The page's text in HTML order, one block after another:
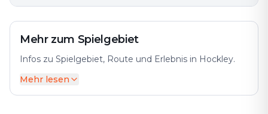
Mehr zum Spielgebiet
Infos zu Spielgebiet, Route und Erlebnis in Hockley.
Hockley ist eine interessante Stadt mit viel zu
entdecken. Die Stadt bietet eine vielfältige Mischung
Mehr lesen